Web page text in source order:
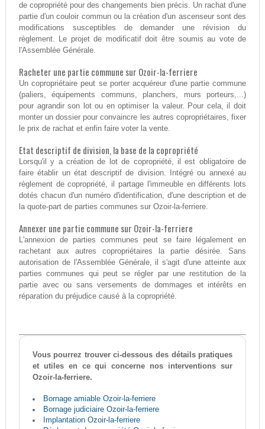
de copropriété pour des changements bien précis. Un rachat d'une
partie d'un couloir commun ou la création d'un ascenseur sont des
modifications susceptibles de demander une révision du
règlement. Le projet de modificatif doit être soumis au vote de
l'Assemblée Générale.
Racheter une partie commune sur Ozoir-la-ferriere
Un copropriétaire peut se porter acquéreur d'une partie commune
(paliers, équipements communs, planchers, murs porteurs,...)
pour agrandir son lot ou en optimiser la valeur. Pour cela, il doit
monter un dossier pour convaincre les autres copropriétaires, fixer
le prix de rachat et enfin faire voter la vente.
Etat descriptif de division, la base de la copropriété
Lorsqu'il y a création de lot de copropriété, il est obligatoire de
faire établir un état descriptif de division. Intégré ou annexé au
règlement de copropriété, il partage l'immeuble en différents lots
dotés chacun d'un numéro d'identification, d'une description et de
la quote-part de parties communes sur Ozoir-la-ferriere.
Annexer une partie commune sur Ozoir-la-ferriere
L'annexion de parties communes peut se faire légalement en
rachetant aux autres copropriétaires la partie désirée. Sans
autorisation de l'Assemblée Générale, il s'agit d'une atteinte aux
parties communes qui peut se régler par une restitution de la
partie avec ou sans versements de dommages et intérêts en
réparation du préjudice causé à la copropriété.
Vous pourrez trouver ci-dessous des détails pratiques
et utiles en ce qui concerne nos interventions sur
Ozoir-la-ferriere.
Bornage amiable Ozoir-la-ferriere
Bornage judiciaire Ozoir-la-ferriere
Implantation Ozoir-la-ferriere